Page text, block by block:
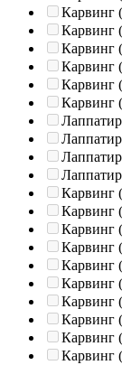
Карвинг
Карвинг
Карвинг
Карвинг
Карвинг
Карвинг
Карвинг
Карвинг
Карвинг
Карвинг
Карвинг
Карвинг
Карвинг
Карвинг
Карвинг
Карвинг